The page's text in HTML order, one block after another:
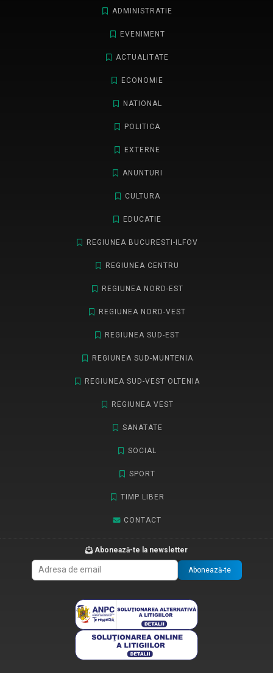
ADMINISTRATIE
EVENIMENT
ACTUALITATE
ECONOMIE
NATIONAL
POLITICA
EXTERNE
ANUNTURI
CULTURA
EDUCATIE
REGIUNEA BUCURESTI-ILFOV
REGIUNEA CENTRU
REGIUNEA NORD-EST
REGIUNEA NORD-VEST
REGIUNEA SUD-EST
REGIUNEA SUD-MUNTENIA
REGIUNEA SUD-VEST OLTENIA
REGIUNEA VEST
SANATATE
SOCIAL
SPORT
TIMP LIBER
CONTACT
Abonează-te la newsletter
Abonează-te